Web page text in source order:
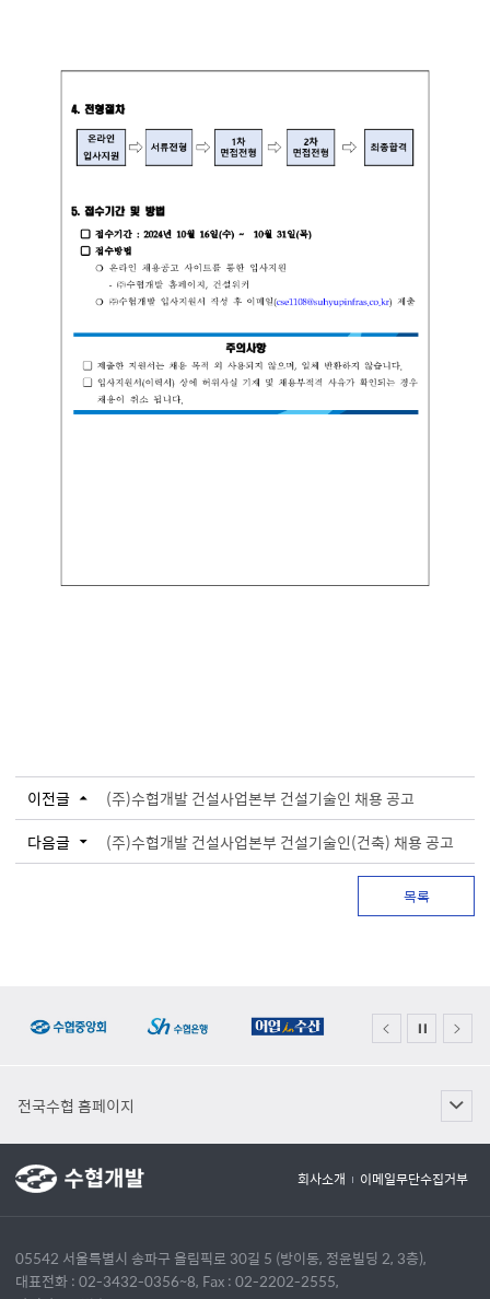
이전글
(주)수협개발 건설사업본부 건설기술인 채용 공고
다음글
(주)수협개발 건설사업본부 건설기술인(건축) 채용 공고
목록
전국수협 홈페이지
회사소개 이메일무단수집거부
05542 서울특별시 송파구 올림픽로 30길 5 (방이동, 정윤빌딩 2, 3층),
대표전화 : 02-3432-0356~8, Fax : 02-2202-2555,